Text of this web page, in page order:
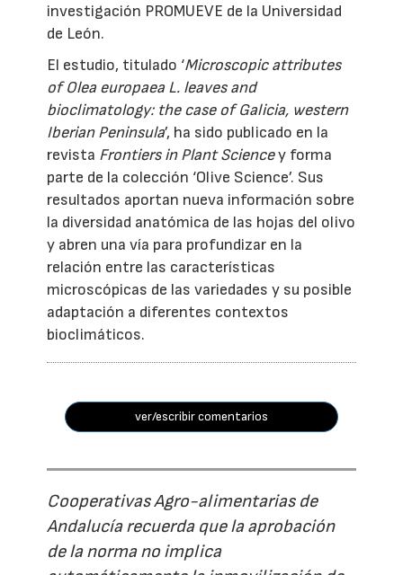
investigación PROMUEVE de la Universidad
de León.
El estudio, titulado ‘Microscopic attributes
of Olea europaea L. leaves and
bioclimatology: the case of Galicia, western
Iberian Peninsula’, ha sido publicado en la
revista Frontiers in Plant Sciencey forma
parte de la colección ‘Olive Science’. Sus
resultados aportan nueva información sobre
la diversidad anatómica de las hojas del olivo
y abren una vía para profundizar en la
relación entre las características
microscópicas de las variedades y su posible
adaptación a diferentes contextos
bioclimáticos.
ver/escribir comentarios
Cooperativas Agro-alimentarias de
Andalucía recuerda que la aprobación
de la norma no implica